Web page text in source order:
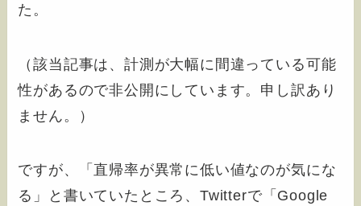
た。
（該当記事は、計測が大幅に間違っている可能
性があるので非公開にしています。申し訳あり
ません。）
ですが、
「直帰率が異常に低い値なのが気にな
る」
と書いていたところ、Twitterで「Google